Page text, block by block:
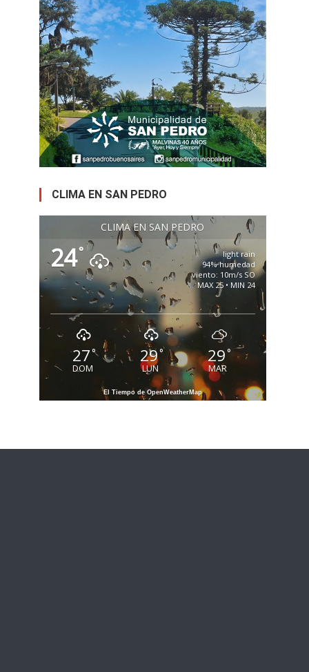
CLIMA EN SAN PEDRO
CLIMA EN SAN PEDRO
24°
light rain
94% humedad
viento: 10m/s SO
MAX 25 • MIN 24
27°
DOM
29°
LUN
29°
MAR
El Tiempo de OpenWeatherMap